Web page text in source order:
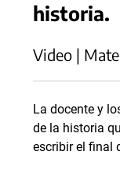
historia.
Video |
La docente y
de la historia
escribir el final